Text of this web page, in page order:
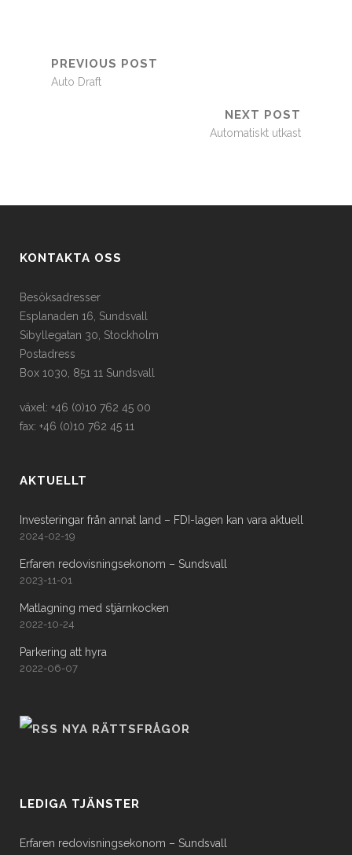
PREVIOUS POST
Auto Draft
NEXT POST
Automatiskt utkast
KONTAKTA OSS
Besöksadresser
Esplanaden 16, Sundsvall
Sibyllegatan 30, Stockholm
Postadress
Box 1030, 851 11 Sundsvall
växel: +46 (0)10 762 45 00
fax: +46 (0)10 762 45 11
AKTUELLT
Investeringar från annat land – FDI-lagen kan vara aktuell
2024-02-19
Erfaren redovisningsekonom – Sundsvall
2023-11-01
Matlagning med stjärnkocken
2022-10-24
Parkering att hyra
2022-06-07
NYA RÄTTSFRÅGOR
LEDIGA TJÄNSTER
Erfaren redovisningsekonom – Sundsvall